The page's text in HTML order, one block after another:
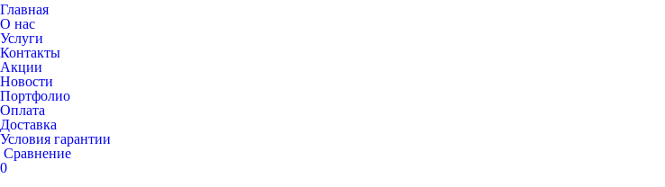
Главная
О нас
Услуги
Контакты
Акции
Новости
Портфолио
Оплата
Доставка
Условия гарантии
Сравнение
0